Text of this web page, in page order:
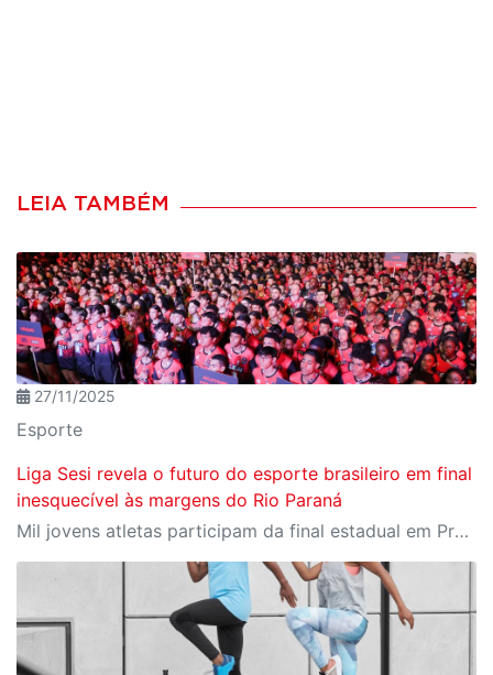
LEIA TAMBÉM
27/11/2025
Esporte
Liga Sesi revela o futuro do esporte brasileiro em final
inesquecível às margens do Rio Paraná
Mil jovens atletas participam da final estadual em Presidente Epitácio, reforçando a Liga Sesi como um dos principais ambientes de formação esportiva do país